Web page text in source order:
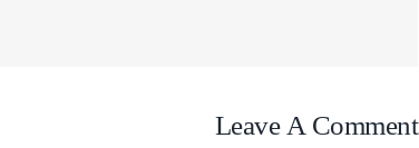
Leave A Comment